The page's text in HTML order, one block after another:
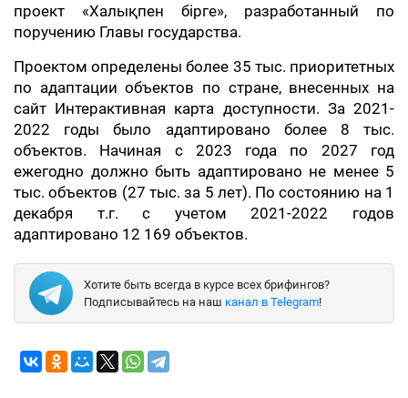
проект «Халықпен бірге», разработанный по
поручению Главы государства.
Проектом определены более 35 тыс. приоритетных
по адаптации объектов по стране, внесенных на
сайт Интерактивная карта доступности. За 2021-
2022 годы было адаптировано более 8 тыс.
объектов. Начиная с 2023 года по 2027 год
ежегодно должно быть адаптировано не менее 5
тыс. объектов (27 тыс. за 5 лет). По состоянию на 1
декабря т.г. с учетом 2021-2022 годов
адаптировано 12 169 объектов.
Хотите быть всегда в курсе всех брифингов?
Подписывайтесь на наш канал в Telegram!